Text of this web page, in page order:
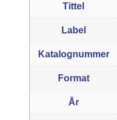
Tittel
Label
Katalognummer
Format
År